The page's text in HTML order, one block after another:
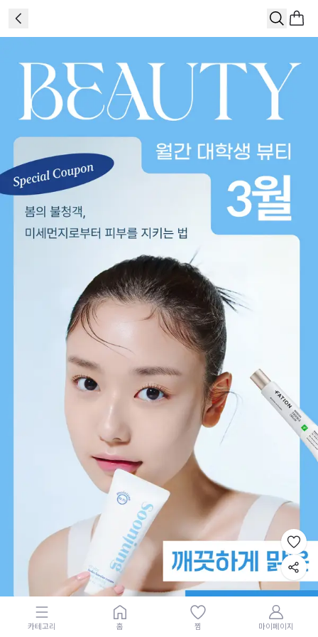
카테고리 홈 찜 마이페이지